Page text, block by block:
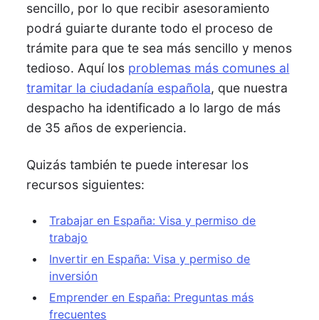
sencillo, por lo que recibir asesoramiento
podrá guiarte durante todo el proceso de
trámite para que te sea más sencillo y menos
tedioso.Aquí los problemas más comunes al
tramitar la ciudadanía española, que nuestra
despacho ha identificado a lo largo de más
de 35 años de experiencia.
Quizás también te puede interesar los
recursos siguientes:
Trabajar en España: Visa y permiso de
trabajo
Invertir en España: Visa y permiso de
inversión
Emprender en España: Preguntas más
frecuentes